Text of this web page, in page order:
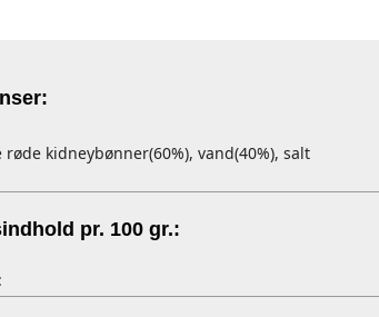
kidneybønner(60%), vand(40%), salt
pr. 100 gr.: